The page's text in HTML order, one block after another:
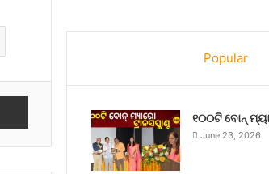
Share via Email
Popular
୧୦୦ଟି ବୋନ୍
June 23, 2026